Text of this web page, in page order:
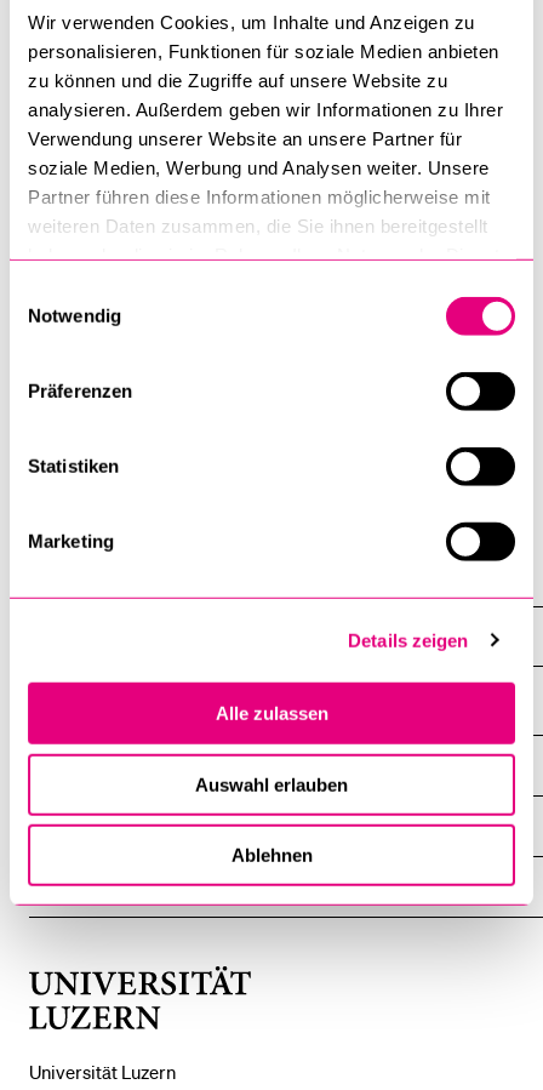
Wir verwenden Cookies, um Inhalte und Anzeigen zu
personalisieren, Funktionen für soziale Medien anbieten
zu können und die Zugriffe auf unsere Website zu
analysieren. Außerdem geben wir Informationen zu Ihrer
Verwendung unserer Website an unsere Partner für
soziale Medien, Werbung und Analysen weiter. Unsere
Partner führen diese Informationen möglicherweise mit
weiteren Daten zusammen, die Sie ihnen bereitgestellt
Notwendig
Präferenzen
Statistiken
Marketing
Details zeigen
Alle zulassen
Auswahl erlauben
Ablehnen
werden. So interessiert uns beispielsweise, inwiefern
Beobachtungen zunehmend auf transnationaler Ebene
verankert sind und damit als Möglichkeitsbedingung für
feldspezifische Globalisierungsdynamiken fungieren. Wir
denken hier etwa an internationale Organisationen, die den
Zustand und die Entwicklung der Weltwirtschaft
beobachtbar machen; oder an Institutionen und Medien,
durch die die Charakteristika einer globalen
Gegenwartskunst sichtbar gemacht werden. Zudem
möchten wir mit unseren Untersuchungen den besonderen
Status visueller Formen der Beobachtung in den
Universität Luzern
DIE UNI FÜR ...
%1$S
UNTERMENÜ
ZENTRALE EINRICHTUNGEN
UNTERMENÜ
EINFACH FINDEN
ZEIGE
DAS